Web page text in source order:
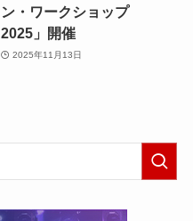
ン・ワークショップ
2025」開催
2025年11月13日